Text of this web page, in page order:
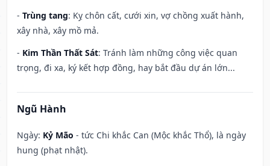
- Trùng tang: Kỵ chôn cất, cưới xin, vợ chồng xuất hành,
xây nhà, xây mồ mả.
- Kim Thần Thất Sát: Tránh làm những công việc quan
trọng, đi xa, ký kết hợp đồng, hay bắt đầu dự án lớn...
Ngũ Hành
Ngày: Kỷ Mão - tức Chi khắc Can (Mộc khắc Thổ), là ngày
hung (phạt nhật).